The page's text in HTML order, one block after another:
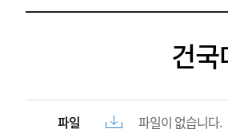
건
파일 파일이 없습니다.